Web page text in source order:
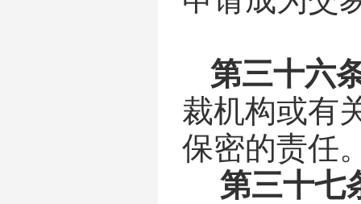
第三十六
裁机构或有
保密的责任
第三十七